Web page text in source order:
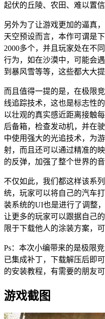
起伏的丘陵、农田、难以置信
另外为了让游戏更加的逼真
天空预设而言，本作可谓是
2000多个，并且玩家处在不
行为，如在沙漠中，可能会
到暴风雪等等，这些都大大
而且值得一提的是，在极限
线追踪技术，这也是标志性
以壮观的真实感近距离接触
后备箱，检查发动机，并在
中使用强大的光追技术，为
射，而且还可以通过精准的
的反弹，加强了整个世界的音
不仅如此，我们都这样该系
统，玩家可以将自己的汽车
装系统的UI也是进行了调整
让更多的玩家可以跟据自己
限于下载他人的涂装方案，可
Ps：本次小编带来的是极限
已集成补丁，下载解压后即
的安装教程，有需要的朋友
游戏截图